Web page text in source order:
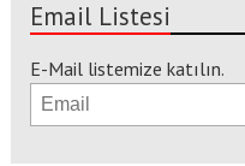
Email Listesi
E-Mail listemize katılın.